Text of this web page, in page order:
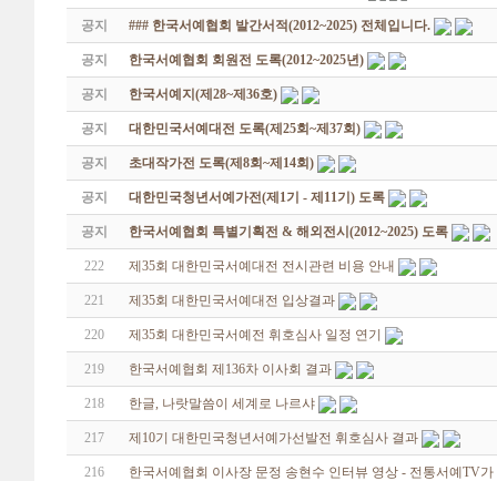
공지 ### 한국서예협회 발간서적(2012~2025) 전체입니다.
공지 한국서예협회 회원전 도록(2012~2025년)
공지 한국서예지(제28~제36호)
공지 대한민국서예대전 도록(제25회~제37회)
공지 초대작가전 도록(제8회~제14회)
공지 대한민국청년서예가전(제1기 - 제11기) 도록
공지 한국서예협회 특별기획전 & 해외전시(2012~2025) 도록
222 제35회 대한민국서예대전 전시관련 비용 안내
221 제35회 대한민국서예대전 입상결과
220 제35회 대한민국서예전 휘호심사 일정 연기
219 한국서예협회 제136차 이사회 결과
218 한글, 나랏말씀이 세계로 나르샤
217 제10기 대한민국청년서예가선발전 휘호심사 결과
216 한국서예협회 이사장 문정 송현수 인터뷰 영상 - 전통서예TV